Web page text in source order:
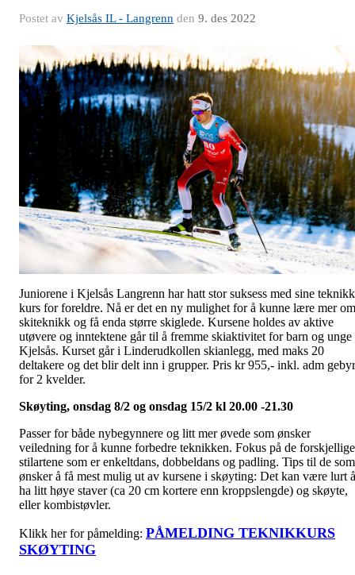
Postet av Kjelsås IL - Langrenn den 9. des 2022
Juniorene i Kjelsås Langrenn har hatt stor suksess med sine
kurs for foreldre. Nå er det en ny mulighet for å kunne lære mer om
skiteknikk og få enda større skiglede. Kursene holdes av aktive
utøvere og inntektene går til å fremme skiaktivitet for barn og unge
Kjelsås. Kurset går i Linderudkollen skianlegg, med maks 20
deltakere og det blir delt inn i grupper. Pris kr 955,- inkl. adm gebyr
for 2 kvelder.
Skøyting, onsdag 8/2 og onsdag 15/2 kl 20.00 -21.30
Passer for både nybegynnere og litt mer øvede som ønsker
veiledning for å kunne forbedre teknikken. Fokus på de forskjellige
stilartene som er enkeltdans, dobbeldans og padling. Tips til de som
ønsker å få mest mulig ut av kursene i skøyting: Det kan være lurt å
ha litt høye staver (ca 20 cm kortere enn kroppslengde) og skøyte,
eller kombistøvler.
Klikk her for påmelding: PÅMELDING TEKNIKKURS
SKØYTING